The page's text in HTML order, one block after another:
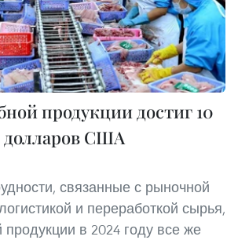
продукции достиг 10
долларов США
связанные с рыночной
и переработкой сырья,
продукции в 2024 году все же